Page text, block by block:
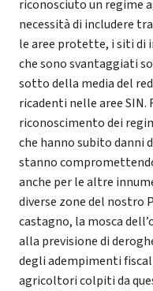
riconosciuto un regime
necessità di includere
le aree protette, i siti di
che sono svantaggiati
sotto della media del
ricadenti nelle aree
riconoscimento dei
che hanno subito danni
stanno
anche per le altre
diverse zone del nostro
castagno, la mosca
alla previsione di
degli adempimenti
agricoltori colpiti da